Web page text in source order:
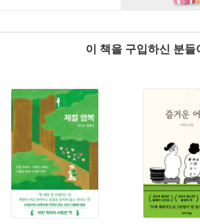
이 책을 구입하신 분